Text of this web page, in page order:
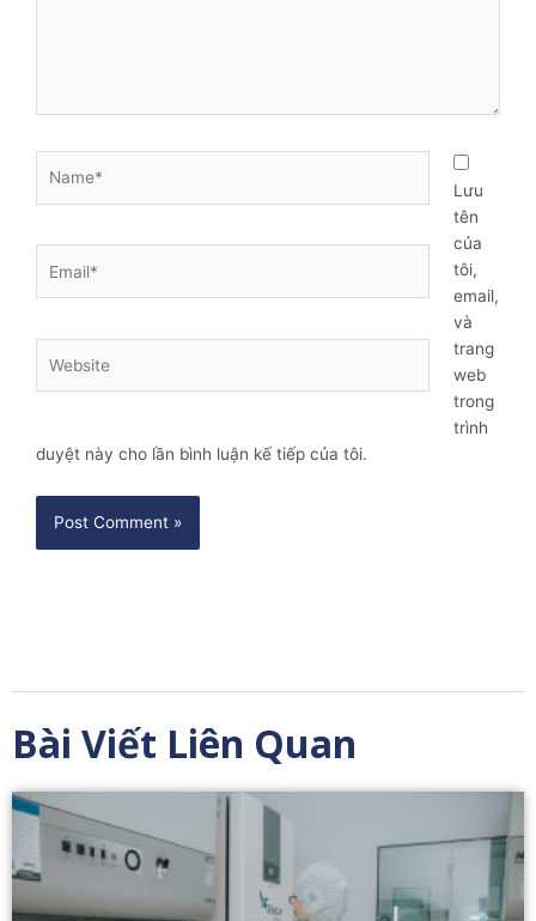
Lưu
tên
của
tôi,
email,
và
trang
web
trong
trình
duyệt này cho lần bình luận kế tiếp của tôi.
Bài Viết Liên Quan